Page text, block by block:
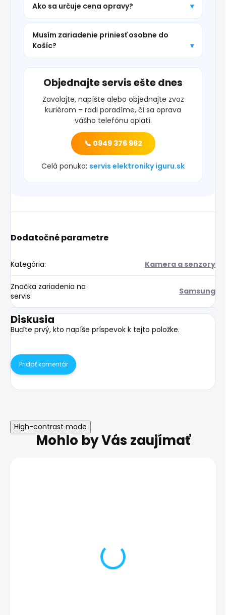
Ako sa určuje cena opravy?
Musím zariadenie priniesť osobne do
Košíc?
Objednajte servis ešte dnes
Zavolajte, napíšte alebo objednajte zvoz
kuriérom – radi poradíme, či sa oprava
vášho telefónu oplatí.
📞 0949 376 962
Celá ponuka: servis elektroniky iguru.sk
Dodatočné parametre
Kategória: Kamera a senzory
Značka zariadenia na
servis: Samsung
Diskusia
Buďte prvý, kto napíše príspevok k tejto položke.
Pridať komentár
High-contrast mode
Mohlo by Vás zaujímať
Poškodený predný